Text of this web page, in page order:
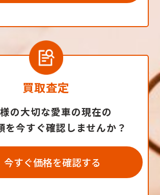
買取査定
の大切な愛車の現在の
を今すぐ確認しませんか？
今すぐ価格を確認する